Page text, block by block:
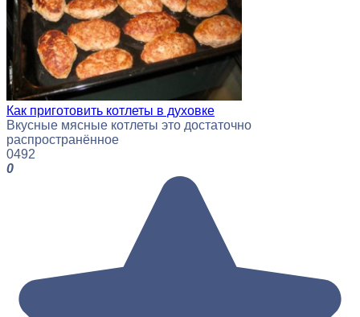
Как приготовить котлеты в духовке
Вкусные мясные котлеты это достаточно
распространённое
0492
0